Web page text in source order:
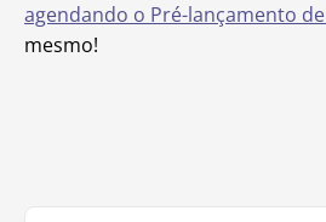
agendando o Pré-lançamento de
mesmo!